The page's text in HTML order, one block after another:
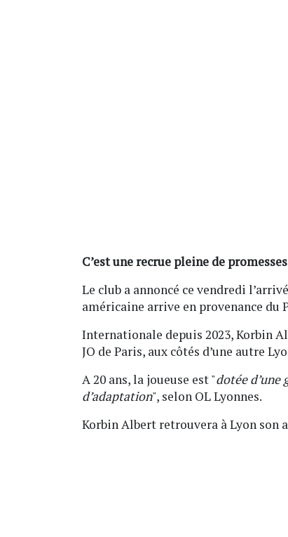
C’est une recrue pleine de
Le club a annoncé ce vendredi
américaine arrive en provenance du
Internationale depuis 2023, Korbin
JO de Paris, aux côtés d’une autre
A 20 ans, la joueuse est "dotée d’une
d’adaptation", selon OL Lyonnes.
Korbin Albert retrouvera à Lyon son